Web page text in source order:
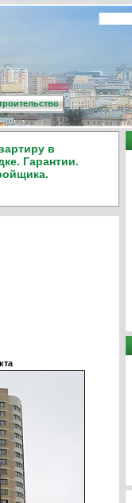
в
Гарантии.